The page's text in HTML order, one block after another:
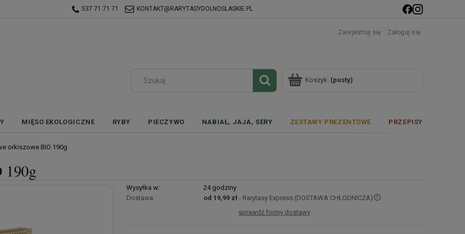
537 71 71 71 KONTAKT@RARYTASYDOLNOSLASKIE.PL
Zarejestruj się Zaloguj się
Koszyk: (pusty)
MIĘSO EKOLOGICZNE RYBY PIECZYWO NABIAŁ, JAJA, SERY ZESTAWY PREZENTOWE PRZEPISY
orkiszowe BIO 190g
190g
Wysyłka w:
24 godziny
Dostawa:
od 19,99 zł - Rarytasy Express (DOSTAWA CHŁODNICZA)
sprawdź formy dostawy